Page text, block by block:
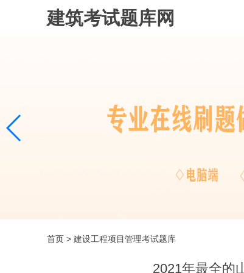
建筑考试题库网
首页 > 建设工程项目管理考试题库
2021年最全的